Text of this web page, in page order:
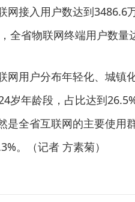
网接入用户数达到3486.6
全省物联网终端用户数量
网用户分布年轻化、城镇
岁年龄段，占比达到
是全省互联网的主要使用
。（记者 方素菊）